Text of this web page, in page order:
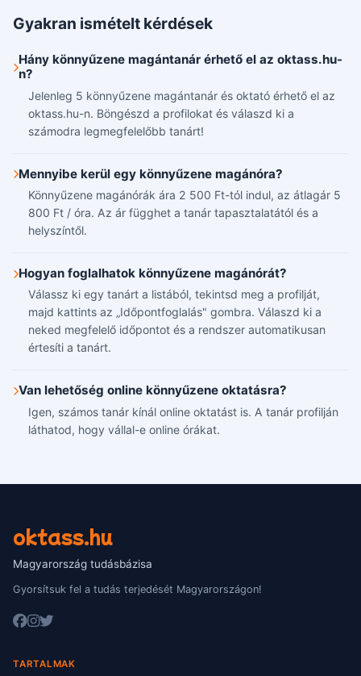
Gyakran ismételt kérdések
Hány könnyűzene magántanár érhető el az oktass.hu-
n?
Jelenleg 5 könnyűzene magántanár és oktató érhető el az
oktass.hu-n. Böngészd a profilokat és válaszd ki a
számodra legmegfelelőbb tanárt!
Mennyibe kerül egy könnyűzene magánóra?
Könnyűzene magánórák ára 2 500 Ft-tól indul, az átlagár 5
800 Ft / óra. Az ár függhet a tanár tapasztalatától és a
helyszíntől.
Hogyan foglalhatok könnyűzene magánórát?
Válassz ki egy tanárt a listából, tekintsd meg a profilját,
majd kattints az „Időpontfoglalás" gombra. Válaszd ki a
neked megfelelő időpontot és a rendszer automatikusan
értesíti a tanárt.
Van lehetőség online könnyűzene oktatásra?
Igen, számos tanár kínál online oktatást is. A tanár profilján
láthatod, hogy vállal-e online órákat.
oktass.hu
Magyarország tudásbázisa
Gyorsítsuk fel a tudás terjedését Magyarországon!
TARTALMAK